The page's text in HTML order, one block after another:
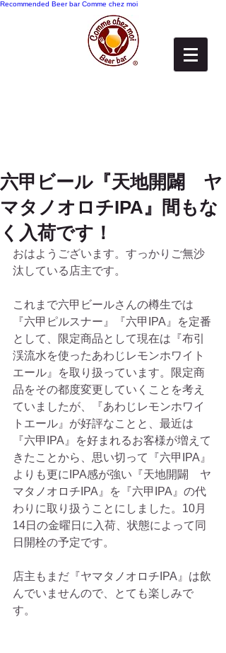
Recommended Beer bar Comme chez moi
六甲ビール『天地開闢 ヤ
マタノオロチIPA』間もな
く入荷です！
おはようございます。すっかりご無沙
汰している店主です。
これまで六甲ビールさんの樽生では
『六甲ピルスナー』『六甲IPA』を定番
として、限定商品として現在は『布引
渓流水を使ったあわじレモンホワイト
エール』を取り扱っています。限定商
品をその都度変更していくことを考え
ていましたが、『あわじレモンホワイ
トエール』が好評なことと、最近は
『六甲IPA』を好まれるお客様が増えて
きたことから、思い切って『六甲IPA』
よりも更にIPA感が強い『天地開闢　ヤ
マタノオロチIPA』を『六甲IPA』の代
わりに取り扱うことにしました。10月
14日の金曜日に入荷、状態によって同
日開栓の予定です。
店主もまだ『ヤマタノオロチIPA』は飲
んでいませんので、とても楽しみで
す。